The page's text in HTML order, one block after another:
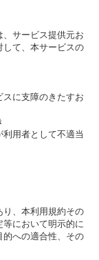
サービス提供元お
して、本サービスの
に支障のきたすお
用者として不適当
り、本利用規約その
において明示的に
的への適合性、その